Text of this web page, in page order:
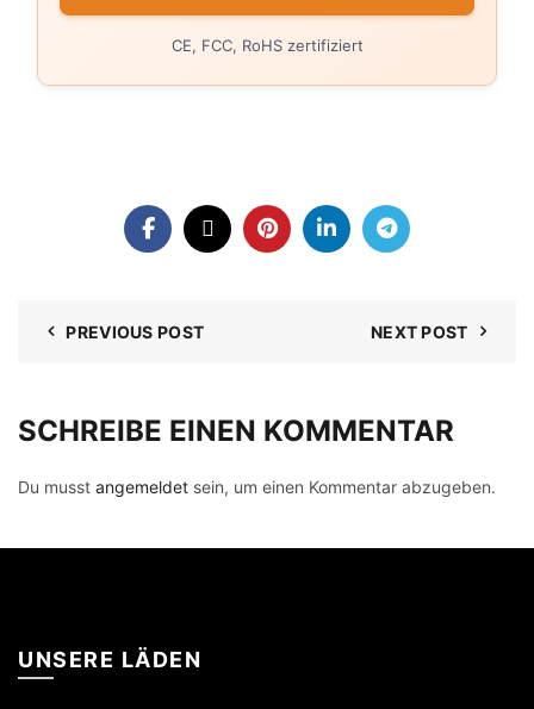
CE, FCC, RoHS zertifiziert
PREVIOUS POST NEXT POST
SCHREIBE EINEN KOMMENTAR
Du musst angemeldet sein, um einen Kommentar abzugeben.
UNSERE LÄDEN